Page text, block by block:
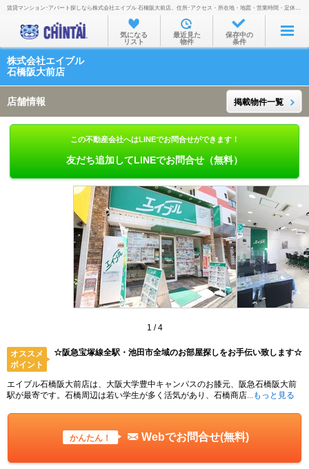
お部屋を探す
沿線・駅から
通勤通学時間から
物件特集から
TOP
賃貸マンション･アパート探しなら株式会社エイブル 石橋阪大前店。住所･アクセス・所在地・地図・営業時間・定休日・電話番号などを掲載。
気になる
リスト
最近見た
物件
保存中の
条件
株式会社エイブル
石橋阪大前店
店舗情報 掲載物件一覧
この不動産会社へはLINEでお問合せができます！
友だち追加してLINEでお問合せ（無料）
1 /4
オススメ
ポイント
☆阪急宝塚線全駅・池田市全域のお部屋探しをお手伝い致します☆
エイブル石橋阪大前店は、大阪大学豊中キャンパスのお膝元、阪急石橋阪大前
駅が最寄です。石橋周辺は若い学生が多く活気があり、石橋商店 ...もっと見る
かんたん！ Webでお問合せ(無料)